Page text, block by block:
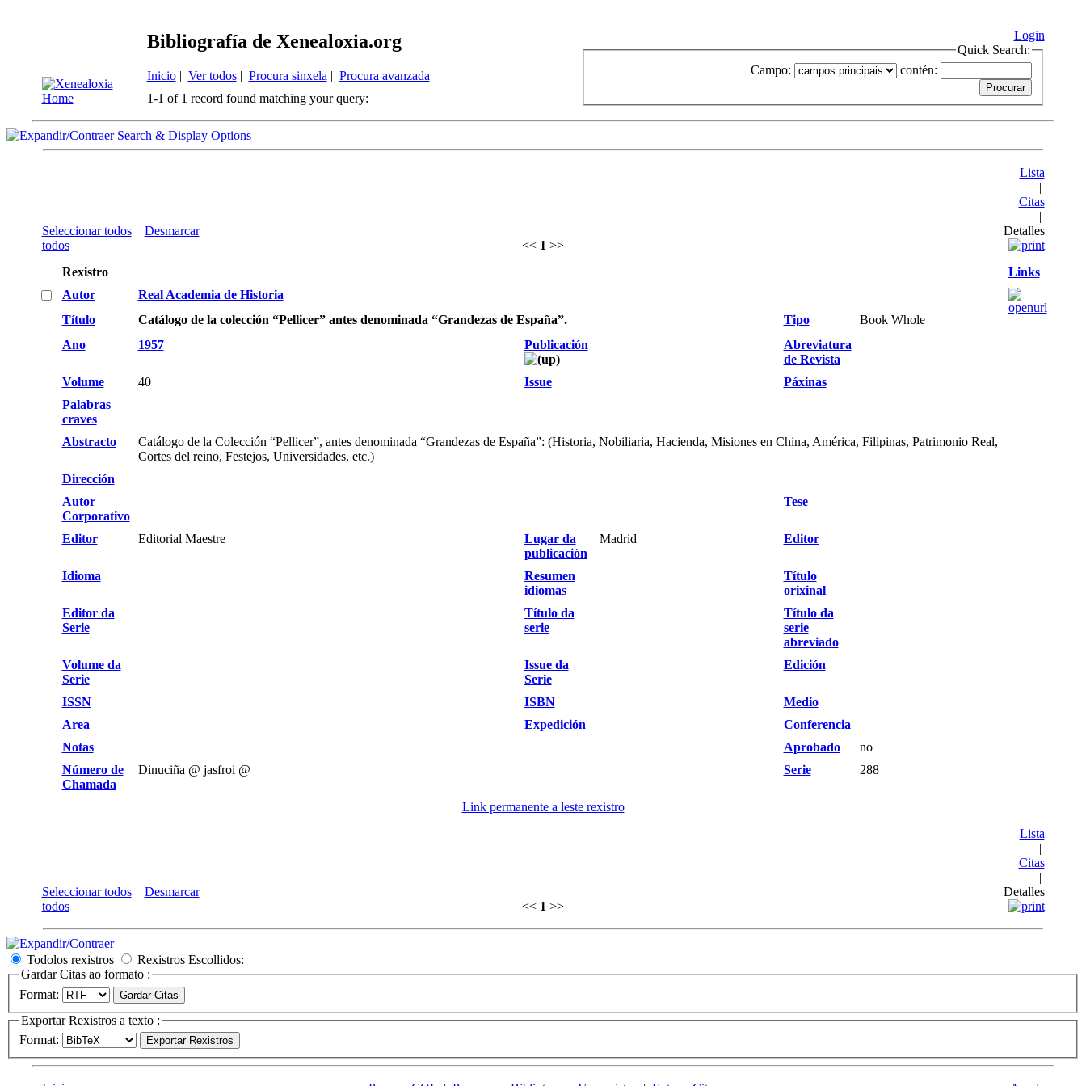
Bibliografía de Xenealoxia.org
Inicio| Ver todos| Procura sinxela | Procura avanzada
Login
Quick Search:
Campo:
contén:
1-1 of 1 record found matching your query:
Search & Display Options
Seleccionar todos
Desmarcar
todos
<< 1 >>
Lista
|
Citas
|
Detalles
Rexistro
Links
Autor
Real Academia de Historia
Título
Catálogo de la colección “Pellicer” antes denominada “Grandezas de España”. Tipo
Book Whole
Ano
1957 Publicación
Abreviatura
de Revista
Volume
40 Issue
Páxinas
Palabras
craves
Abstracto
Catálogo de la Colección “Pellicer”, antes denominada “Grandezas de España”: (Historia, Nobiliaria, Hacienda, Misiones en China, América, Filipinas, Patrimonio Real,
Cortes del reino, Festejos, Universidades, etc.)
Dirección
Autor
Corporativo
Tese
Editor Editorial Maestre
Lugar da
publicación
Madrid Editor
Idioma
Resumen
idiomas
Título
orixinal
Editor da
Serie
Título da
serie
Título da
serie
abreviado
Volume da
Serie
Issue da
Serie
Edición
ISSN ISBN
Medio
Area
Expedición
Conferencia
Notas
Aprobado
no
Número de
Chamada
Dinuciña @ jasfroi @ Serie 288
Link permanente a leste rexistro
Seleccionar todos
Desmarcar
todos
<< 1 >>
Lista
|
Citas
|
Detalles
Todolos rexistros
Rexistros Escollidos:
Gardar Citas ao formato :
Format:
Exportar Rexistros a texto :
Format: